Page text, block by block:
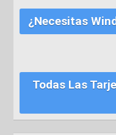
¿Necesitas
Todas Las